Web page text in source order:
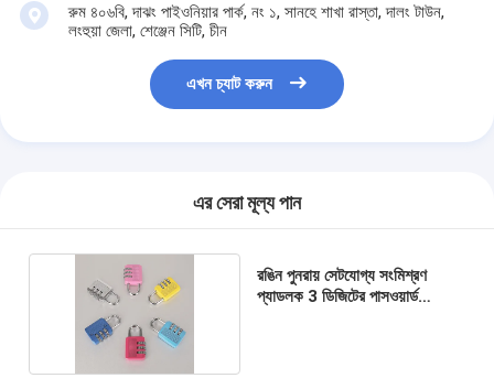
হ্যান্ডব্যাগ আনুষাঙ্গিক হার্ডওয়্যার
পুনরায় সেটযোগ্য সংমিশ্রণ লক
রুম ৪০৬বি, দাঝং পাইওনিয়ার পার্ক, নং ১, সানহে শাখা রাস্তা, দালং টাউন,
লংহুয়া জেলা, শেঞ্জেন সিটি, চীন
এখন চ্যাট করুন
এর সেরা মূল্য পান
রঙিন পুনরায় সেটযোগ্য সংমিশ্রণ
প্যাডলক 3 ডিজিটের পাসওয়ার্ড